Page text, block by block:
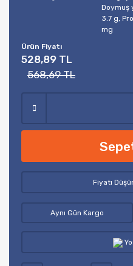
Doymuş
3.7 g,
mg
Ürün Fiyatı
528,89 TL
568,69 TL
Fiyatı
Aynı Gün Kargo